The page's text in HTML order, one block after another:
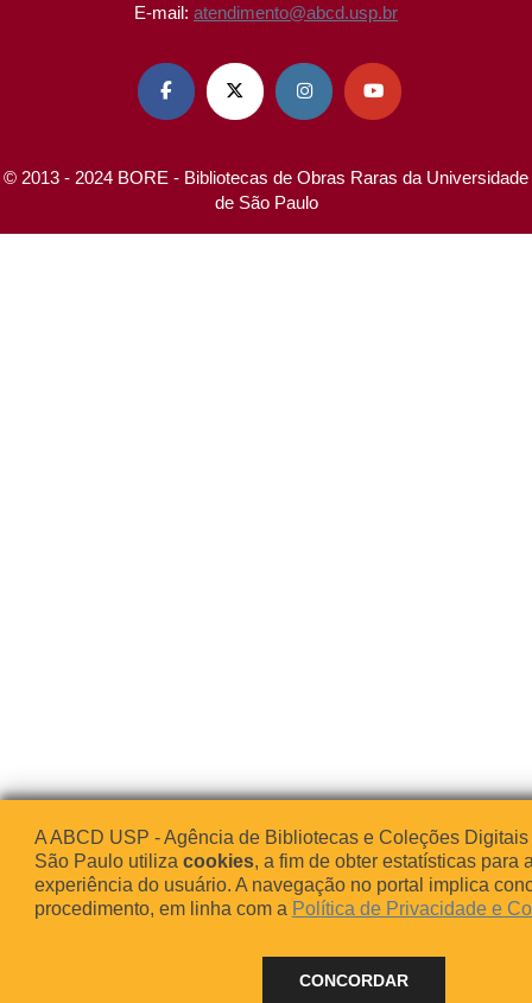
E-mail: atendimento@abcd.usp.br
   
© 2013 - 2024 BORE - Bibliotecas de Obras Raras da Universidade
de São Paulo
A ABCD USP - Agência de Bibliotecas e Coleções
São Paulo utiliza cookies, a fim de obter estatísticas para
experiência do usuário. A navegação no portal implica
procedimento, em linha com a Política de Privacidade e
CONCORDAR